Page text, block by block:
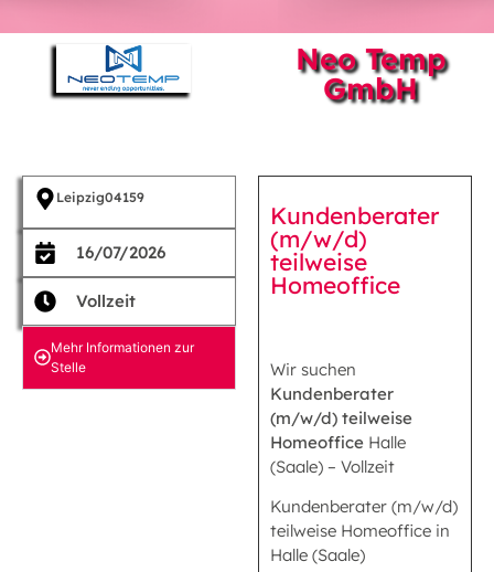
Neo Temp
GmbH
Leipzig04159
16/07/2026
Vollzeit
Mehr Informationen zur
Stelle
Kundenberater
(m/w/d)
teilweise
Homeoffice
Wir suchen
Kundenberater
(m/w/d) teilweise
Homeoffice Halle
(Saale) – Vollzeit
Kundenberater (m/w/d)
teilweise Homeoffice in
Halle (Saale)